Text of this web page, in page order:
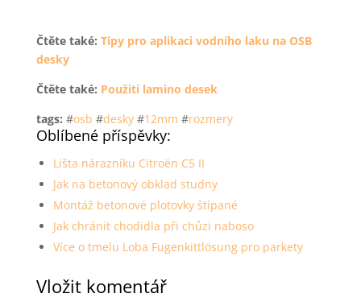
Čtěte také: Tipy pro aplikaci vodního laku na OSB
desky
Čtěte také: Použití lamino desek
tags: #osb #desky#12mm #rozmery
Oblíbené příspěvky:
Lišta nárazníku Citroën C5 II
Jak na betonový obklad studny
Montáž betonové plotovky štípané
Jak chránit chodidla při chůzi naboso
Více o tmelu Loba Fugenkittlösung pro parkety
Vložit komentář